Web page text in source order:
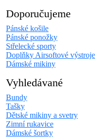
Doporučujeme
Pánské košile
Pánské ponožky
Střelecké sporty
Doplňky Airsoftové výstroje
Dámské mikiny
Vyhledávané
Bundy
Tašky
Dětské mikiny a svetry
Zimní rukavice
Dámské šortky